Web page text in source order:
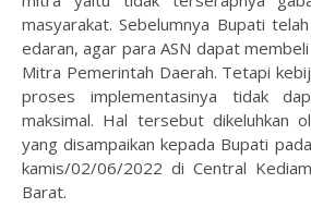
masyarakat. Sebelumnya Bupati
edaran, agar para ASN dapat
Mitra Pemerintah Daerah. Tetapi
proses implementasinya tidak
maksimal. Hal tersebut dikeluhkan
yang disampaikan kepada Bupati
kamis/02/06/2022 di Central
Barat.